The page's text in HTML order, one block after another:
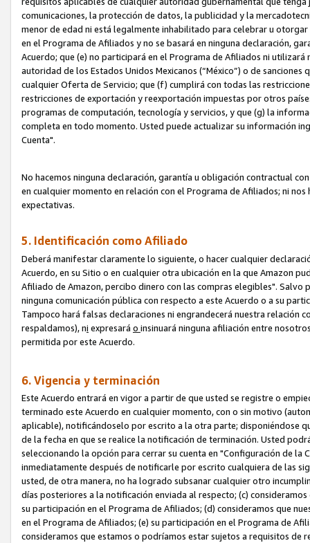
comunicaciones, la protección de datos, la publicidad y la
menor de edad ni está legalmente inhabilitado para celebrar u
en el Programa de Afiliados y no se basará en ninguna declaración,
Acuerdo; que (e) no participará en el Programa de Afiliados ni
autoridad de los Estados Unidos Mexicanos (“México”) o de
cualquier Oferta de Servicio; que (f) cumplirá con todas las
restricciones de exportación y reexportación impuestas por otros
programas de computación, tecnología y servicios, y que (g) la
completa en todo momento. Usted puede actualizar su información
Cuenta".
No hacemos ninguna declaración, garantía u obligación contractual
en cualquier momento en relación con el Programa de Afiliados; ni
expectativas.
5. Identificación como Afiliado
Deberá manifestar claramente lo siguiente, o hacer cualquier
Acuerdo, en su Sitio o en cualquier otra ubicación en la que Amazon
Afiliado de Amazon, percibo dinero con las compras elegibles". Salvo
ninguna comunicación pública con respecto a este Acuerdo o a su
Tampoco hará falsas declaraciones ni engrandecerá nuestra relación
respaldamos), ni expresará o insinuará ninguna afiliación entre
permitida por este Acuerdo.
6. Vigencia y terminación
Este Acuerdo entrará en vigor a partir de que usted se registre o
terminado este Acuerdo en cualquier momento, con o sin motivo
aplicable), notificándoselo por escrito a la otra parte; disponiéndose
de la fecha en que se realice la notificación de terminación. Usted
seleccionando la opción para cerrar su cuenta en "Configuración de
inmediatamente después de notificarle por escrito cualquiera de las
usted, de otra manera, no ha logrado subsanar cualquier otro
días posteriores a la notificación enviada al respecto; (c)
su participación en el Programa de Afiliados; (d) consideramos que
en el Programa de Afiliados; (e) su participación en el Programa de
consideramos que estamos o podríamos estar sujetos a requisitos de